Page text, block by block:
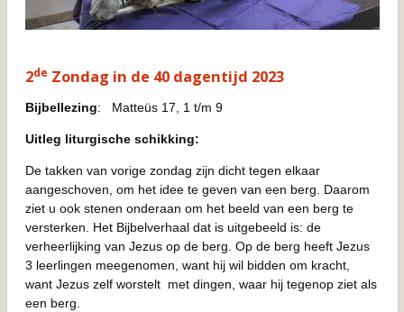
2de Zondag in de 40 dagentijd 2023
Bijbellezing: Matteüs 17, 1 t/m 9
Uitleg liturgische schikking:
De takken van vorige zondag zijn dicht tegen elkaar
aangeschoven, om het idee te geven van een berg. Daarom
ziet u ook stenen onderaan om het beeld van een berg te
versterken. Het Bijbelverhaal dat is uitgebeeld is: de
verheerlijking van Jezus op de berg. Op de berg heeft Jezus
3 leerlingen meegenomen, want hij wil bidden om kracht,
want Jezus zelf worstelt met dingen, waar hij tegenop ziet als
een berg.